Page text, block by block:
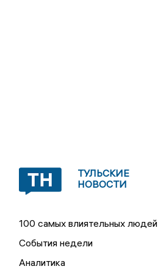
ТУЛЬСКИЕ
НОВОСТИ
100 самых влиятельных людей
События недели
Аналитика